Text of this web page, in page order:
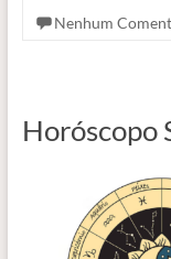
Nenhum
Horóscopo